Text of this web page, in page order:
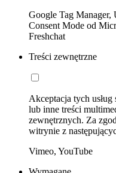
Google Tag
Consent Mode od
Freshchat
Treści zewnętrzne
Akceptacja tych
lub inne treści
zewnętrznych. Za
witrynie z
Vimeo, YouTube